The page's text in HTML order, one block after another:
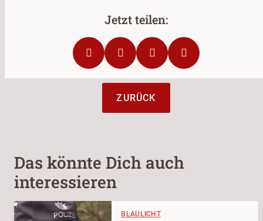
ZURÜCK
Das könnte Dich auch
interessieren
BLAULICHT